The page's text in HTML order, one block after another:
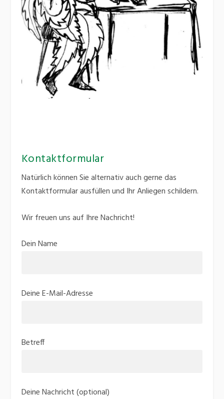
Kontaktformular
Natürlich können Sie alternativ auch gerne das
Kontaktformular ausfüllen und Ihr Anliegen schildern.
Wir freuen uns auf Ihre Nachricht!
Dein Name
Deine E-Mail-Adresse
Betreff
Deine Nachricht (optional)